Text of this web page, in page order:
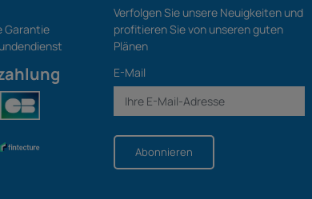
Garantie
Verfolgen Sie unsere Neuigkeiten und
profitieren Sie von unseren guten
Plänen
E-Mail
Abonnieren